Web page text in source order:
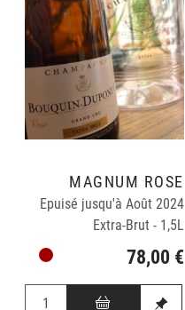
MAGNUM ROSÉ
Epuisé jusqu'à Août 2024
Extra-Brut - 1,5L
78,00 €